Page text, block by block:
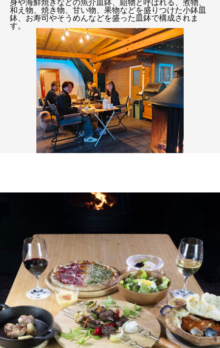
身や海鮮焼きなどの魚介皿鉢、組物と呼ばれる、煮物、
和え物、焼き物、甘い物、果物などを盛りつけた小鉢皿
鉢、お寿司やそうめんなどを盛った皿鉢で構成されま
す。